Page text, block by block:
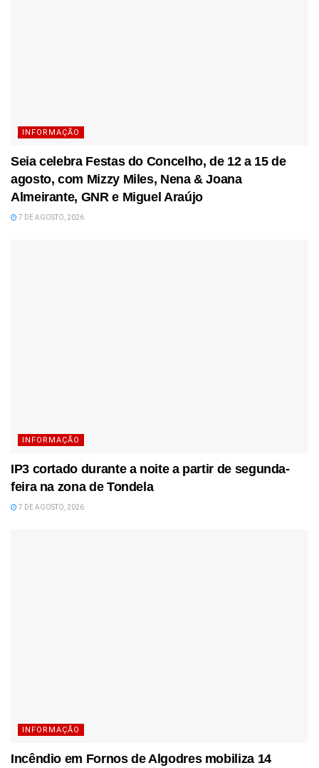
INFORMAÇÃO
Seia celebra Festas do Concelho, de 12 a 15 de
agosto, com Mizzy Miles, Nena & Joana
Almeirante, GNR e Miguel Araújo
7 DE AGOSTO, 2026
INFORMAÇÃO
IP3 cortado durante a noite a partir de segunda-
feira na zona de Tondela
7 DE AGOSTO, 2026
INFORMAÇÃO
Incêndio em Fornos de Algodres mobiliza 14